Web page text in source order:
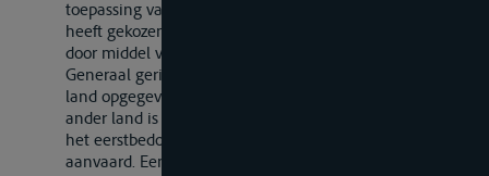
toepassing van artikel 2, lid 3, van deze Overeenkomst
heeft gekozen; later kan het land zijn keuze wijzigen
door middel van een nieuwe aan de Secretaris-
Generaal gerichte kennisgeving. Indien de door een
land opgegeven letter of lettergroep reeds door een
ander land is opgegeven, deelt de Secretaris-Generaal
het eerstbedoelde land mede dat deze niet kan worden
aanvaard. Een wijziging van een eerder gekozen letter